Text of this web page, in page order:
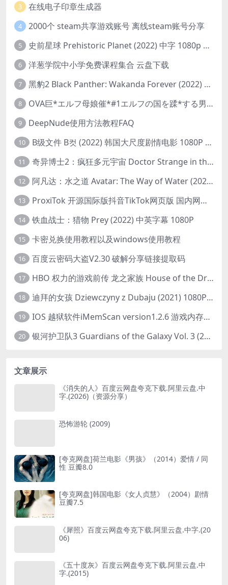
3 在线电子印章生成器
4 2000个 steam共享游戏账号 离线steam账号分享
5 史前星球 Prehistoric Planet (2022) 中字 1080p 高清 阿里云盘 2022.5.27已更新全集
6 洋葱学院中小学免费课程集合 云盘下载
7 黑豹2 Black Panther: Wakanda Forever (2022) 高清版
8 OVA巨*エルフ母娘催*#1エルフの国を蹂*する男。汚された女王と姫
9 DeepNude使用方法教程FAQ
10 B级文件 B컷 (2022) 韩国大尺度剧情电影 1080P 中字
11 奇异博士2：疯狂多元宇宙 Doctor Strange in the Multiverse of Madness (2022) 高清版1080p
12 阿凡达：水之道 Avatar: The Way of Water (2022) 1080p 2k 4k 中文字幕
13 ProxiTok 开源国际版抖音TikTok网页版 国内网络直连
14 铁血战士：猎物 Prey (2022) 中英字幕 1080P
15 卡密兑换使用教程以及windows使用教程
16 百度云密码大盗V2.30 破解分享链接提取码
17 HBO 权力的游戏前传 龙之家族 House of the Dragon (2022) 中字 1080P 更新4集
18 迪拜的女孩 Dziewczyny z Dubaju (2021) 1080P 中字
19 IOS 越狱软件iMemScan version1.2.6 游戏内存修改器
20 银河护卫队3 Guardians of the Galaxy Vol. 3 (2023)4K高清资源1080p只分享精品
文章展示
《消失的人》百度云网盘夸克下载.阿里云盘.中
字.(2026)（资源分享）
恐怖游轮 (2009)
[夸克网盘]荷兰电影《男孩》（2014）爱情 / 同
性 豆瓣8.0
[夸克网盘]韩国电影《女人贞慧》（2004）剧情
豆瓣7.5
《犀照》百度云网盘夸克下载.阿里云盘.中字.(20
06)
《五十度灰》百度云网盘夸克下载.阿里云盘.中
字.(2015)